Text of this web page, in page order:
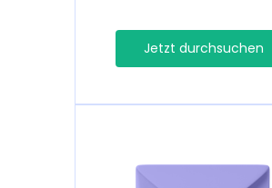
Jetzt durchsuchen